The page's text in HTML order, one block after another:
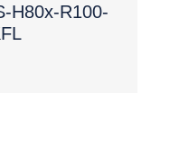
H80x-R100-